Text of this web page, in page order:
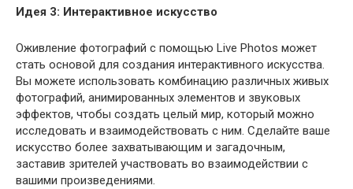
Идея 3: Интерактивное искусство
Оживление фотографий с помощью Live Photos может
стать основой для создания интерактивного искусства.
Вы можете использовать комбинацию различных живых
фотографий, анимированных элементов и звуковых
эффектов, чтобы создать целый мир, который можно
исследовать и взаимодействовать с ним. Сделайте ваше
искусство более захватывающим и загадочным,
заставив зрителей участвовать во взаимодействии с
вашими произведениями.